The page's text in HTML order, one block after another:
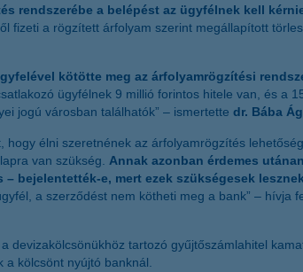
rendszerébe a belépést az ügyfélnek kell
fizeti a rögzített árfolyam szerint megállapított
kötötte meg az árfolyamrögzítési
ügyfélnek 9 millió forintos hitele van, és
jogú városban találhatók” – ismertette dr. Bába
hogy élni szeretnének az árfolyamrögzítés
van szükség. Annak azonban érdemes
bejelentették-e, mert ezek szükségesek
a szerződést nem kötheti meg a bank” –
devizakölcsönükhöz tartozó gyűjtőszámlahitel
kölcsönt nyújtó banknál.